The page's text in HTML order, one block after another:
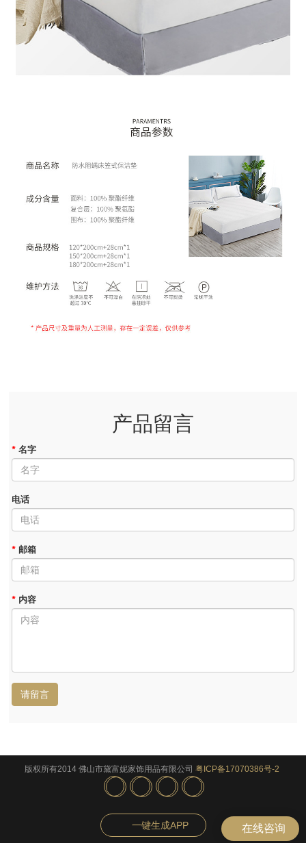
产品留言
* 名字
电话
* 邮箱
* 内容
请留言
版权所有2014 佛山市黛富妮家饰用品有限公司 粤ICP备17070386号-2
一键生成APP 在线咨询